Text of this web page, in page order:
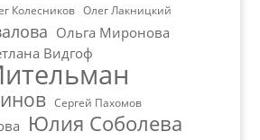
Колесников Олег Лакницкий
Ольга Миронова
Видгоф
Сергей Пахомов
Юлия Соболева